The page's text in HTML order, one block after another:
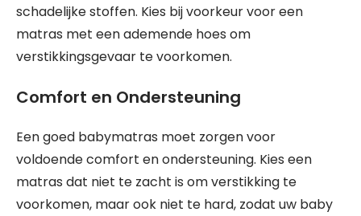
schadelijke stoffen. Kies bij voorkeur voor een
matras met een ademende hoes om
verstikkingsgevaar te voorkomen.
Comfort en Ondersteuning
Een goed babymatras moet zorgen voor
voldoende comfort en ondersteuning. Kies een
matras dat niet te zacht is om verstikking te
voorkomen, maar ook niet te hard, zodat uw baby